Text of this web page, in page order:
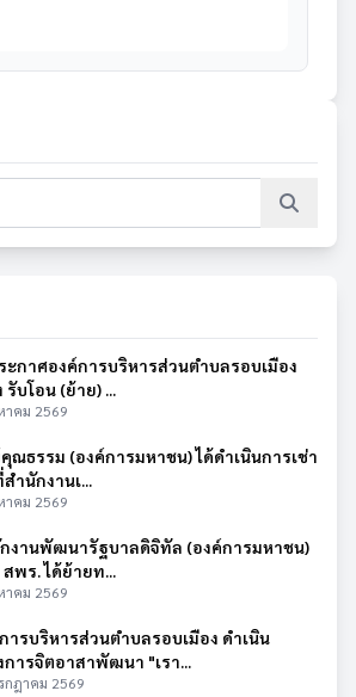
ะกาศองค์การบริหารส่วนตำบลรอบเมือง
รับโอน (ย้าย) ...
าคม 2569
ณธรรม (องค์การมหาชน) ได้ดำเนินการเช่า
ำนักงานเ...
าคม 2569
งานพัฒนารัฐบาลดิจิทัล (องค์การมหาชน)
พร. ได้ย้ายท...
าคม 2569
ารบริหารส่วนตำบลรอบเมือง ดำเนิน
การจิตอาสาพัฒนา "เรา...
กฎาคม 2569